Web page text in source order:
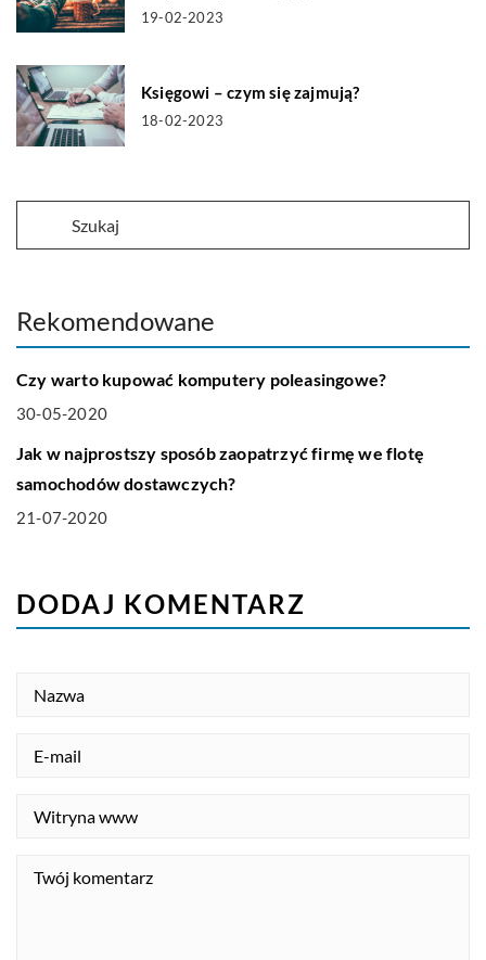
19-02-2023
Księgowi – czym się zajmują?
18-02-2023
Rekomendowane
TECHNOLOGIA
Czy warto kupować komputery poleasingowe?
30-05-2020
BIZNES I FINANSE
Jak w najprostszy sposób zaopatrzyć firmę we flotę
samochodów dostawczych?
21-07-2020
DODAJ KOMENTARZ